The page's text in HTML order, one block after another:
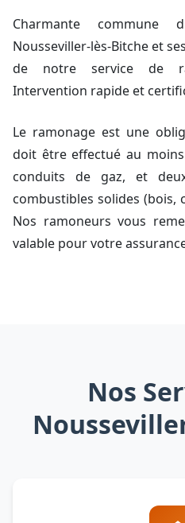
Charmante
Nousseviller-lès-Bitche et
de notre service de
Intervention rapide et
Le ramonage est une
doit être effectué au
conduits de gaz, et
combustibles solides (bois,
Nos ramoneurs vous
valable pour votre
Nos